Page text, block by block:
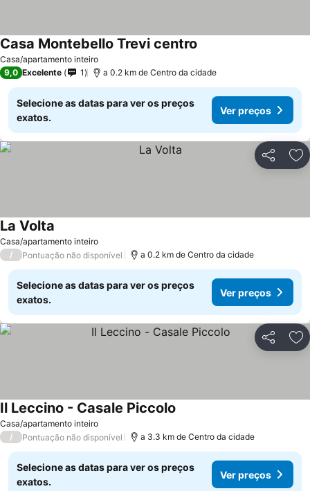
Casa/apartamento inteiro
Casa Montebello Trevi centro
9,0 Excelente 1 a 0.2 km de Centro da cidade
Selecione as datas para ver os preços
exatos.
Ver preços
Partilhar
Casa/apartamento inteiro
La Volta
/ Pontuação não disponível a 0.2 km de Centro da cidade
Selecione as datas para ver os preços
exatos.
Ver preços
Partilhar
Casa/apartamento inteiro
Il Leccino - Casale Piccolo
/ Pontuação não disponível a 3.3 km de Centro da cidade
Selecione as datas para ver os preços
exatos.
Ver preços